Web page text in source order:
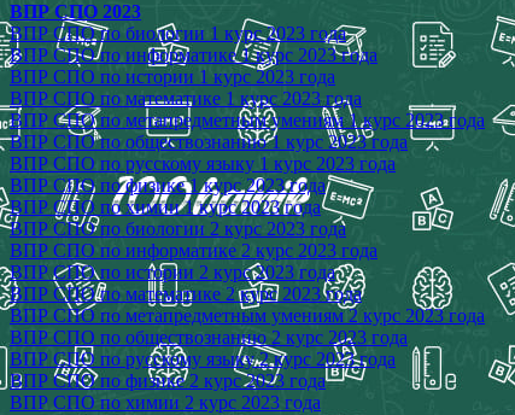
ВПР СПО 2023
ВПР СПО по биологии 1 курс 2023 года
ВПР СПО по информатике 1 курс 2023 года
ВПР СПО по истории 1 курс 2023 года
ВПР СПО по математике 1 курс 2023 года
ВПР СПО по метапредметным умениям 1 курс 2023 года
ВПР СПО по обществознанию 1 курс 2023 года
ВПР СПО по русскому языку 1 курс 2023 года
ВПР СПО по физике 1 курс 2023 года
ВПР СПО по химии 1 курс 2023 года
ВПР СПО по биологии 2 курс 2023 года
ВПР СПО по информатике 2 курс 2023 года
ВПР СПО по истории 2 курс 2023 года
ВПР СПО по математике 2 курс 2023 года
ВПР СПО по метапредметным умениям 2 курс 2023 года
ВПР СПО по обществознанию 2 курс 2023 года
ВПР СПО по русскому языку 2 курс 2023 года
ВПР СПО по физике 2 курс 2023 года
ВПР СПО по химии 2 курс 2023 года